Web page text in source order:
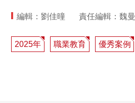
編輯：劉佳曈 責任編輯：魏曼
2025年 職業教育 優秀案例